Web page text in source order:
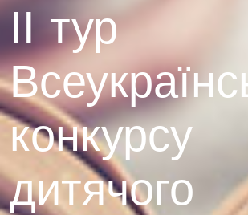
ІІ тур
конкурсу
дитячого